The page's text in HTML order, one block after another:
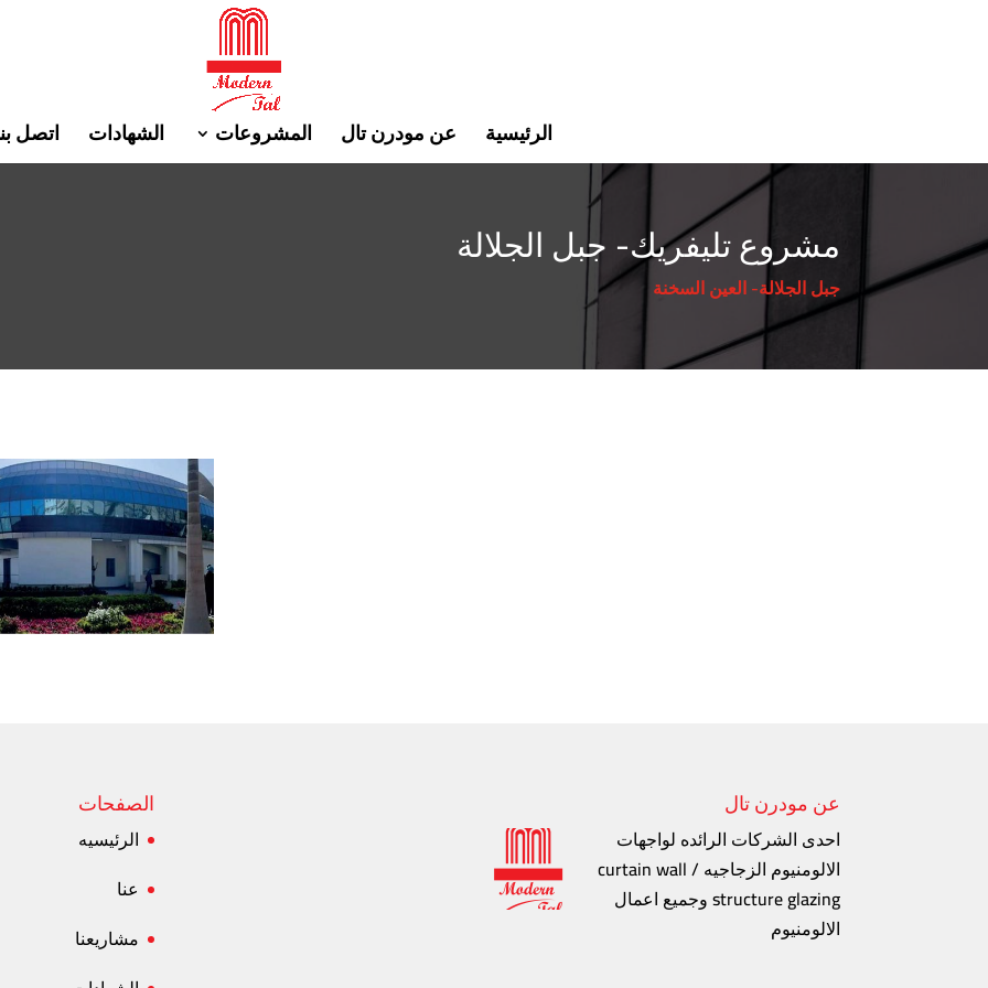
الرئيسية عن مودرن تال المشروعات الشهادات اتصل
مشروع تليفريك- جبل الجلالة
جبل الجلالة- العين السخنة
الصفحات
الرئيسيه
عنا
مشاريعنا
عن مودرن تال
احدى الشركات الرائده لواجهات
الالومنيوم الزجاجيه curtain wall /
structure glazing وجميع اعمال
الالومنيوم